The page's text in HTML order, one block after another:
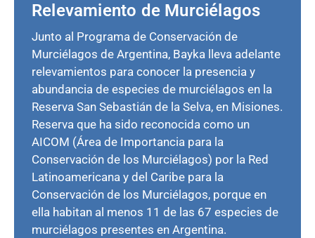
Relevamiento de Murciélagos
Junto al Programa de Conservación de
Murciélagos de Argentina, Bayka lleva adelante
relevamientos para conocer la presencia y
abundancia de especies de murciélagos en la
Reserva San Sebastián de la Selva, en Misiones.
Reserva que ha sido reconocida como un
AICOM (Área de Importancia para la
Conservación de los Murciélagos) por la Red
Latinoamericana y del Caribe para la
Conservación de los Murciélagos, porque en
ella habitan al menos 11 de las 67 especies de
murciélagos presentes en Argentina.